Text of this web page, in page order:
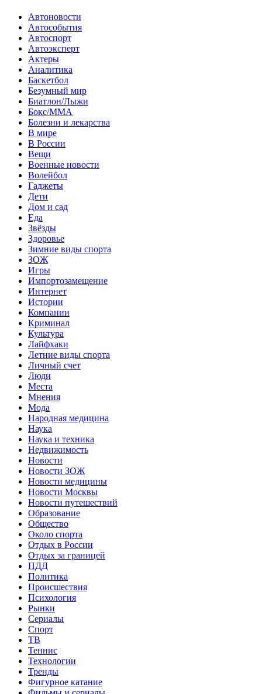
Автоновости
Автособытия
Автоспорт
Автоэксперт
Актеры
Аналитика
Баскетбол
Безумный мир
Биатлон/Лыжи
Бокс/MMA
Болезни и лекарства
В мире
В России
Вещи
Военные новости
Волейбол
Гаджеты
Дети
Дом и сад
Еда
Звёзды
Здоровье
Зимние виды спорта
ЗОЖ
Игры
Импортозамещение
Интернет
Истории
Компании
Криминал
Культура
Лайфхаки
Летние виды спорта
Личный счет
Люди
Места
Мнения
Мода
Народная медицина
Наука
Наука и техника
Недвижимость
Новости
Новости ЗОЖ
Новости медицины
Новости Москвы
Новости путешествий
Образование
Общество
Около спорта
Отдых в России
Отдых за границей
ПДД
Политика
Происшествия
Психология
Рынки
Сериалы
Спорт
ТВ
Теннис
Технологии
Тренды
Фигурное катание